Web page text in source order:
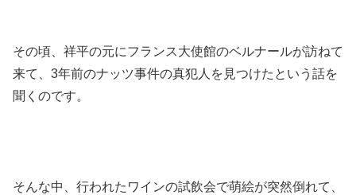
その頃、祥平の元にフランス大使館のベルナールが訪ねて
来て、3年前のナッツ事件の真犯人を見つけたという話を
聞くのです。
そんな中、行われたワインの試飲会で萌絵が突然倒れて、